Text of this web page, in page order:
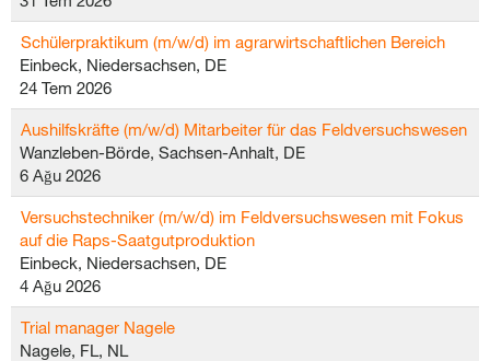
Schülerpraktikum (m/w/d) im agrarwirtschaftlichen Bereich
Einbeck, Niedersachsen, DE
24 Tem 2026
Aushilfskräfte (m/w/d) Mitarbeiter für das Feldversuchswesen
Wanzleben-Börde, Sachsen-Anhalt, DE
6 Ağu 2026
Versuchstechniker (m/w/d) im Feldversuchswesen mit Fokus
auf die Raps-Saatgutproduktion
Einbeck, Niedersachsen, DE
4 Ağu 2026
Trial manager Nagele
Nagele, FL, NL